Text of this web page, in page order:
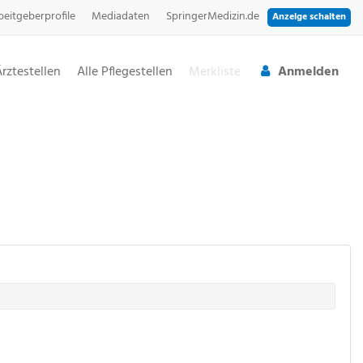
Anzeige schalten
Mediadaten SpringerMedizin.de
Anmelden
Alle Pflegestellen Merkliste